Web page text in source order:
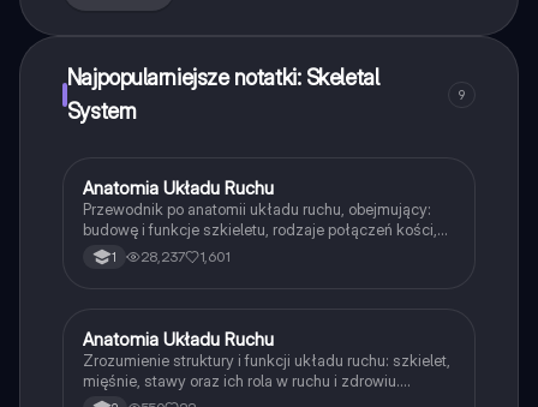
Najpopularniejsze notatki: Skeletal
System
9
Biologia
Anatomia Układu Ruchu
Przewodnik po anatomii układu ruchu, obejmujący:
budowę i funkcje szkieletu, rodzaje połączeń kości,
strukturę mięśni szkieletowych oraz higienę i choroby
układu ruchu. Idealny materiał do nauki dla
kończynowym.
1 28,237 1,601
Biologia
Anatomia Układu Ruchu
Zrozumienie struktury i funkcji układu ruchu: szkielet,
mięśnie, stawy oraz ich rola w ruchu i zdrowiu.
Dowiedz się o chorobach układu ruchu, takich jak